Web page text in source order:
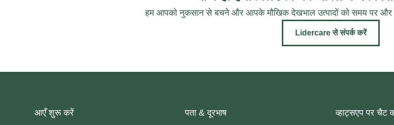
हम आपको नुकसान से बचने और आपके मौखिक देखभाल उत्पादों को समय पर और
Lidercare से संपर्क करें
आएँ शुरू करें पता & दूरभाष व्हाट्सएप पर चैट